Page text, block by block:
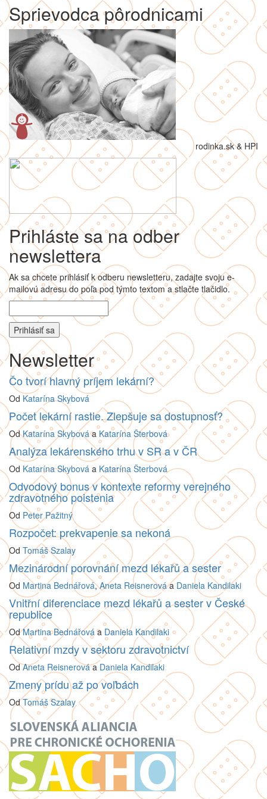
Sprievodca pôrodnicami
rodinka.sk & HPI
Prihláste sa na odber
newslettera
Ak sa chcete prihlásiť k odberu newsletteru, zadajte svoju e-
mailovú adresu do poľa pod týmto textom a stlačte tlačidlo.
Newsletter
Čo tvorí hlavný príjem lekární?
Od Katarína Skybová
Počet lekární rastie. Zlepšuje sa dostupnosť?
OdKatarína Skybováa Katarína Šterbová
Analýza lekárenského trhu v SR a v ČR
Od Katarína Skybová a Katarína Šterbová
Odvodový bonus v kontexte reformy verejného
zdravotného poistenia
Od Peter Pažitný
Rozpočet: prekvapenie sa nekoná
Od Tomáš Szalay
Mezinárodní porovnání mezd lékařů a sester
Od Martina Bednářová,Aneta Reisnerováa Daniela Kandilaki
Vnitřní diferenciace mezd lékařů a sester v České
republice
OdMartina Bednářováa Daniela Kandilaki
Relativní mzdy v sektoru zdravotnictví
OdAneta Reisnerováa Daniela Kandilaki
Zmeny prídu až po voľbách
OdTomáš Szalay